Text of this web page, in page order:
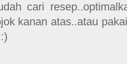
cari
kanan atas..atau